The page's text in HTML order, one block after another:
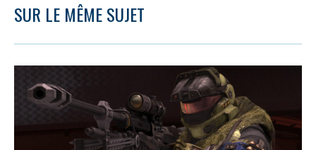
SUR LE MÊME SUJET